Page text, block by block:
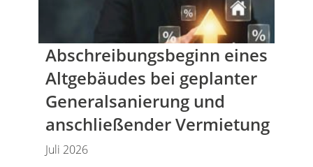
Abschreibungsbeginn eines
Altgebäudes bei geplanter
Generalsanierung und
anschließender Vermietung
Juli 2026